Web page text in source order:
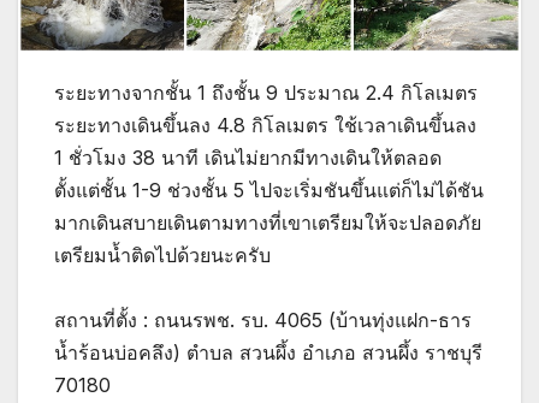
ระยะทางจากชั้น 1 ถึงชั้น 9 ประมาณ 2.4 กิโลเมตร
ระยะทางเดินขึ้นลง 4.8 กิโลเมตร ใช้เวลาเดินขึ้นลง
1 ชั่วโมง 38 นาที เดินไม่ยากมีทางเดินให้ตลอด
ตั้งแต่ชั้น 1-9 ช่วงชั้น 5 ไปจะเริ่มชันขึ้นแต่ก็ไม่ได้ชัน
มากเดินสบายเดินตามทางที่เขาเตรียมให้จะปลอดภัย
เตรียมน้ำติดไปด้วยนะครับ
สถานที่ตั้ง : ถนนรพช. รบ. 4065 (บ้านทุ่งแฝก-ธาร
น้ำร้อนบ่อคลึง) ตำบล สวนผึ้ง อำเภอ สวนผึ้ง ราชบุรี
70180